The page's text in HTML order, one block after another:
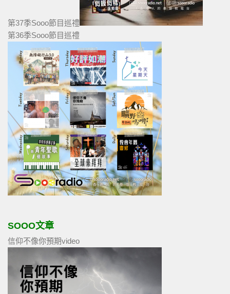
第37季Sooo節目巡禮
第36季Sooo節目巡禮
SOOO文章
信仰不像你預期video